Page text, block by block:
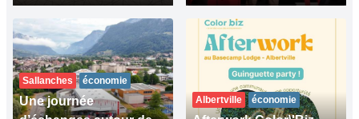
Sallanches économie
Une journée
Albertville économie